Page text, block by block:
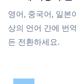
영어, 중국어, 일본
상의 언어 간에 번
든 전환하세요.